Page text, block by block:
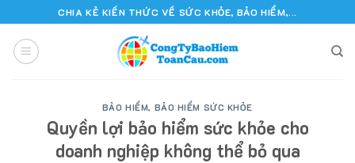
to
content
CHIA KẺ KIẾN THỨC VỀ SỨC KHỎE, BẢO HIỂM,...
BẢO HIỂM, BẢO HIỂM SỨC KHỎE
Quyền lợi bảo hiểm sức khỏe cho
doanh nghiệp không thể bỏ qua